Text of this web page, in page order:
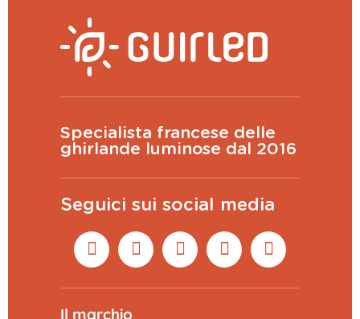
Specialista francese delle
ghirlande luminose dal 2016
Seguici sui social media
Il marchio